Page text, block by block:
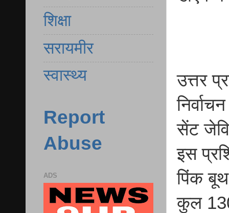
उत्तर
सेंट
इस
पिंक बूथ
कुल
शिक्षा
सरायमीर
स्वास्थ्य
Report
Abuse
ADS